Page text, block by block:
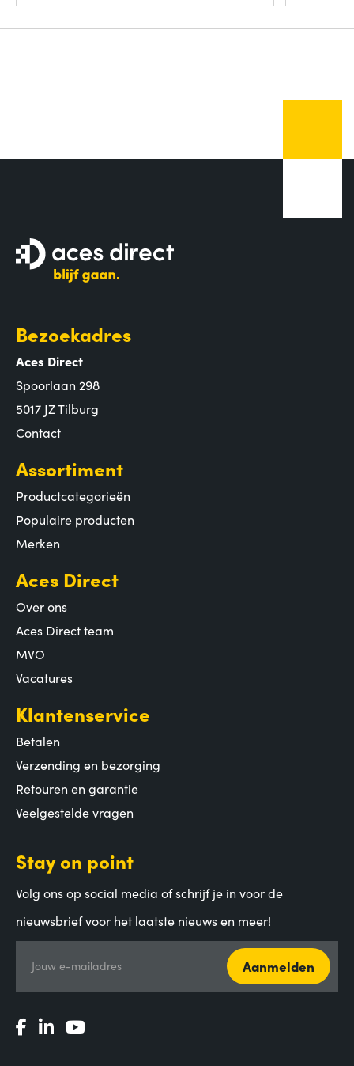
Bezoekadres
Aces Direct
Spoorlaan 298
5017 JZ Tilburg
Contact
Assortiment
Productcategorieën
Populaire producten
Merken
Aces Direct
Over ons
Aces Direct team
MVO
Vacatures
Klantenservice
Betalen
Verzending en bezorging
Retouren en garantie
Veelgestelde vragen
Stay on point
Volg ons op social media of schrijf je in voor de
nieuwsbrief voor het laatste nieuws en meer!
Jouw e-mailadres Aanmelden